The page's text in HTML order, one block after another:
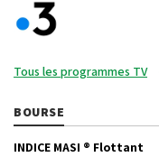
Tous les programmes TV
BOURSE
INDICE MASI ® Flottant